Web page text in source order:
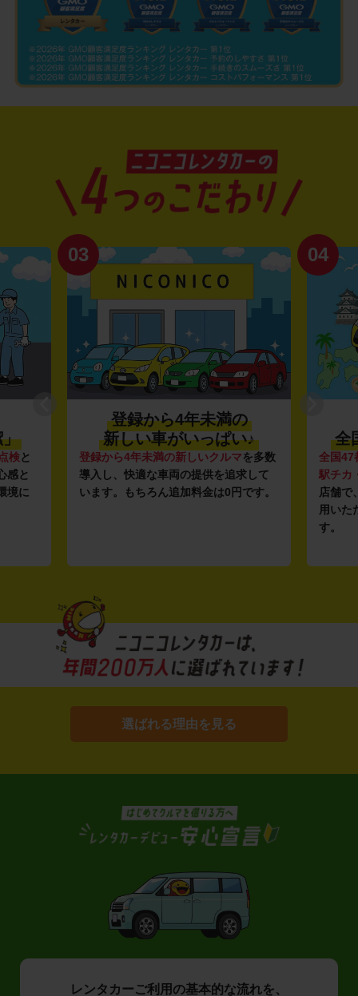
」
検と
感と
境に
03
登録から4年未満の
新しい車がいっぱい♪
登録から4年未満の新しいクルマを多数
導入し、快適な車両の提供を追求して
います。もちろん追加料金は0円です。
04
全
全国47
駅チカ
店舗で
用いた
す。
選ばれる理由を見る
レンタカーご利用の基本的な流れを、